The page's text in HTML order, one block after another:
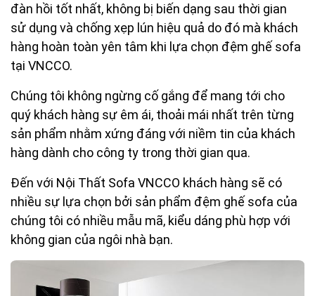
đàn hồi tốt nhất, không bị biến dạng sau thời gian
sử dụng và chống xẹp lún hiệu quả do đó mà khách
hàng hoàn toàn yên tâm khi lựa chọn đệm ghế sofa
tại VNCCO.
Chúng tôi không ngừng cố gắng để mang tới cho
quý khách hàng sự êm ái, thoải mái nhất trên từng
sản phẩm nhằm xứng đáng với niềm tin của khách
hàng dành cho công ty trong thời gian qua.
Đến với Nội Thất Sofa VNCCO khách hàng sẽ có
nhiều sự lựa chọn bởi sản phẩm đệm ghế sofa của
chúng tôi có nhiều mẫu mã, kiểu dáng phù hợp với
không gian của ngôi nhà bạn.